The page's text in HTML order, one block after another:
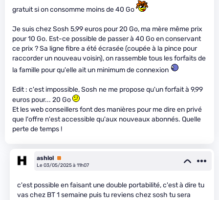
gratuit si on consomme moins de 40 Go
Je suis chez Sosh 5,99 euros pour 20 Go, ma mère même prix
pour 10 Go. Est-ce possible de passer à 40 Go en conservant
ce prix ? Sa ligne fibre a été écrasée (coupée à la pince pour
raccorder un nouveau voisin), on rassemble tous les forfaits de
la famille pour qu'elle ait un minimum de connexion
Edit : c'est impossible, Sosh ne me propose qu'un forfait à 9,99
euros pour... 20 Go
Et les web conseillers font des manières pour me dire en privé
que l'offre n'est accessible qu'aux nouveaux abonnés. Quelle
perte de temps !
ashlol Premium
Le 03/05/2025 à 11h07
c'est possible en faisant une double portabilité, c'est à dire tu
vas chez BT 1 semaine puis tu reviens chez sosh tu sera